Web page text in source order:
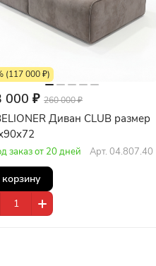
(117 000 ₽)
000 ₽ 260 000 ₽
Диван CLUB размер
заказ от 20 дней Арт. 04.807.40